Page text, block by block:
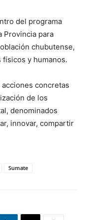
del programa
Provincia para
chubutense,
y humanos.
concretas
de los
denominados
innovar, compartir
Sumate